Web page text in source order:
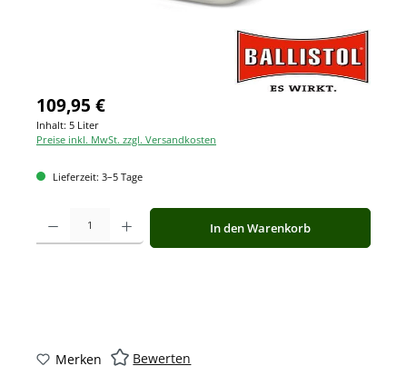
109,95 €
Inhalt: 5 Liter
Preise inkl. MwSt. zzgl. Versandkosten
Lieferzeit: 3–5 Tage
Produkt Anzahl: Gib den gewünschten Wert ein oder benutze die
In den Warenkorb
Merken Bewerten